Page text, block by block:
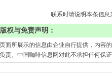
联系时请说明本条信息
权与免责声明：
面所展示的信息由企业自行提供，内容
责。中国咖啡信息网对此不承担任何保证